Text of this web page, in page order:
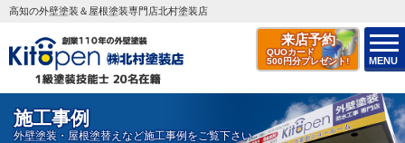
来店予約
QUOカード
500円分プレゼント!
MENU
高知の外壁塗装＆屋根塗装専門店北村塗装店
施工事例
外壁塗装・屋根塗替えなど施工事例をご覧下さい